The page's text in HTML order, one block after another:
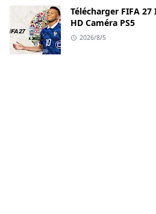
Télécharger FIFA 27
HD Caméra PS5
2026/8/5